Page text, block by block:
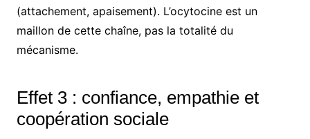
(attachement, apaisement). L’ocytocine est un
maillon de cette chaîne, pas la totalité du
mécanisme.
Effet 3 : confiance, empathie et
coopération sociale